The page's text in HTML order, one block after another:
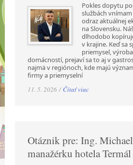
Pokles dopytu
službách
odraz aktuálnej
na Slovensku.
dlhodobo
v krajine. Keď sa
priemysel,
domácností, prejaví sa to aj v
najmä v regiónoch, kde majú
firmy a priemyselní
11. 5. 2026 / Čítať viac
Otáznik pre: Ing.
manažérku hotela